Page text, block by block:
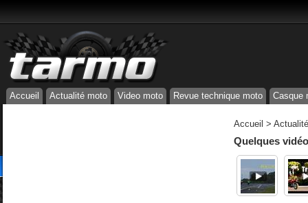
Accueil Actualité moto Video moto Revue technique moto Casque
Accueil >
Quelques